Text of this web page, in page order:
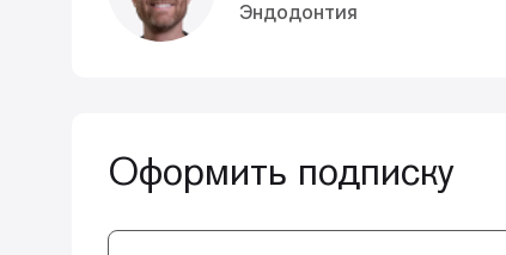
Эндодонтия
Оформить подписку